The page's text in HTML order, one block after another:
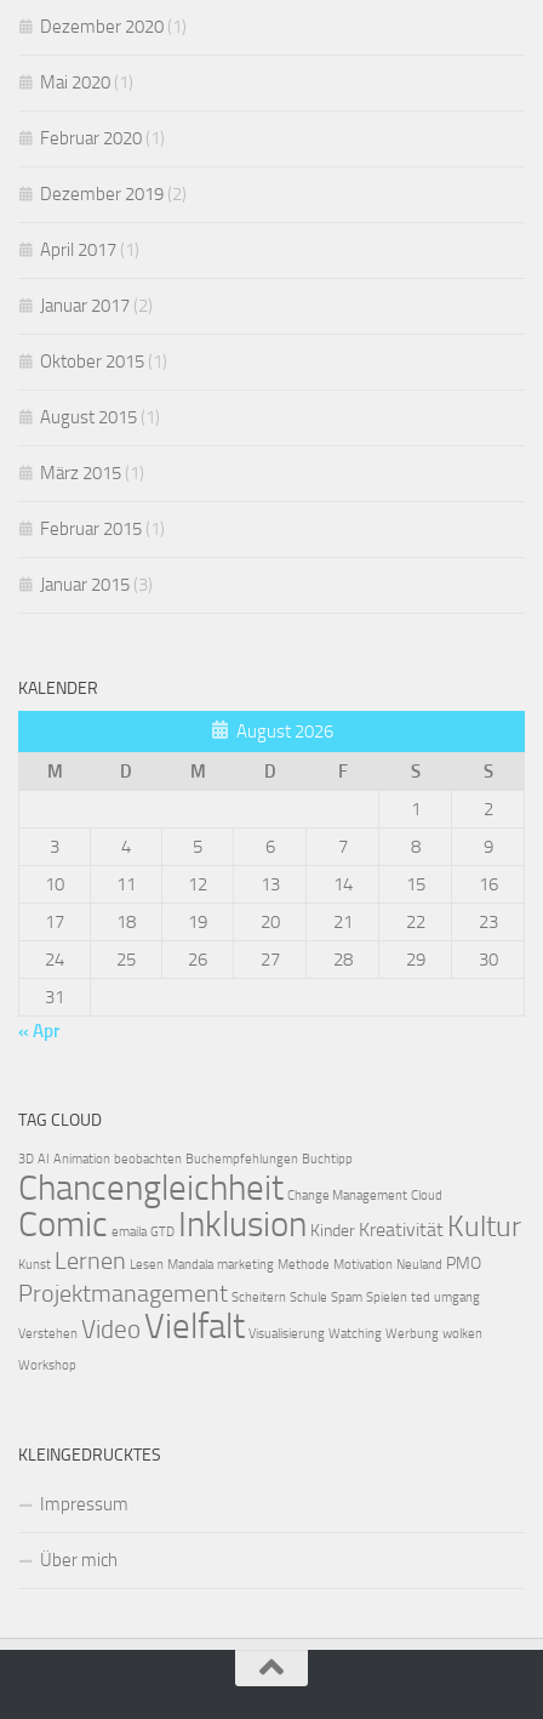
Dezember 2020 (1)
Mai 2020 (1)
Februar 2020 (1)
Dezember 2019 (2)
April 2017 (1)
Januar 2017 (2)
Oktober 2015 (1)
August 2015 (1)
März 2015 (1)
Februar 2015 (1)
Januar 2015 (3)
KALENDER
August 2026
M
D M D F S
S
1
2
3
4 5 6 7 8
9
10
11 12 13 14 15
16
17
18 19 20 21 22
23
24
25 26 27 28 29
30
31
« Apr
TAG CLOUD
3D AI Animation beobachten Buchempfehlungen Buchtipp
Chancengleichheit Change Management Cloud
Comic emaila GTD Inklusion Kinder Kreativität Kultur
Kunst Lernen Lesen Mandala marketing Methode Motivation Neuland PMO
Projektmanagement Scheitern Schule Spam Spielen ted umgang
Verstehen Video Vielfalt Visualisierung Watching Werbung wolken
Workshop
KLEINGEDRUCKTES
Impressum
Über mich